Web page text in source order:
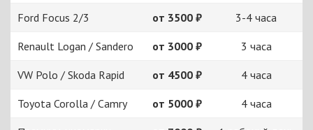
Ford Focus 2/3 от 3500 ₽ 3-4 часа
Renault Logan / Sandero от 3000 ₽ 3 часа
VW Polo / Skoda Rapid от 4500 ₽ 4 часа
Toyota Corolla / Camry от 5000 ₽ 4 часа